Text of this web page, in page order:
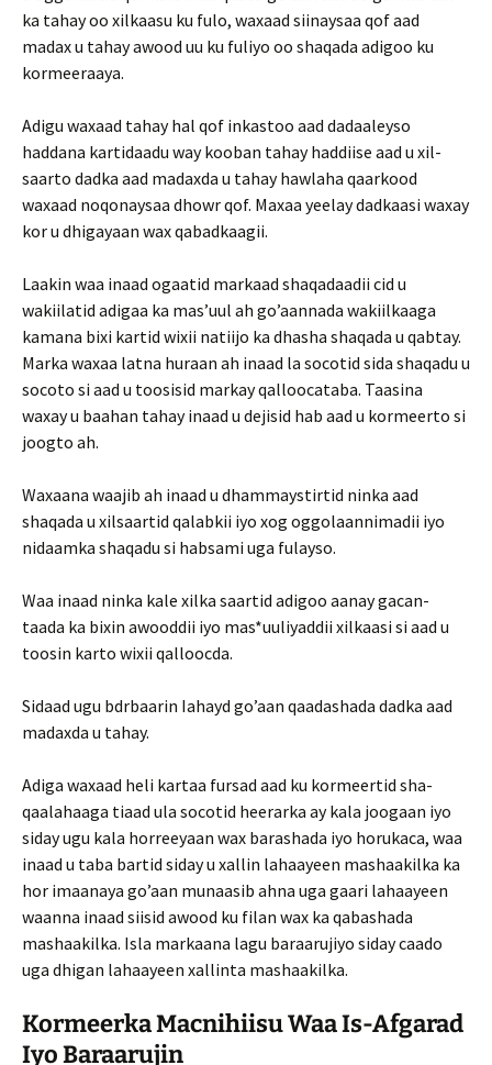
ka tahay oo xilkaasu ku fulo, waxaad siinaysaa qof aad
madax u tahay awood uu ku fuliyo oo shaqada adigoo ku
kormeeraaya.
Adigu waxaad tahay hal qof inkastoo aad dadaaleyso
haddana kartidaadu way kooban tahay haddiise aad u xil-
saarto dadka aad madaxda u tahay hawlaha qaarkood
waxaad noqonaysaa dhowr qof. Maxaa yeelay dadkaasi waxay
kor u dhigayaan wax qabadkaagii.
Laakin waa inaad ogaatid markaad shaqadaadii cid u
wakiilatid adigaa ka mas’uul ah go’aannada wakiilkaaga
kamana bixi kartid wixii natiijo ka dhasha shaqada u qabtay.
Marka waxaa latna huraan ah inaad la socotid sida shaqadu u
socoto si aad u toosisid markay qalloocataba. Taasina
waxay u baahan tahay inaad u dejisid hab aad u kormeerto si
joogto ah.
Waxaana waajib ah inaad u dhammaystirtid ninka aad
shaqada u xilsaartid qalabkii iyo xog oggolaannimadii iyo
nidaamka shaqadu si habsami uga fulayso.
Waa inaad ninka kale xilka saartid adigoo aanay gacan-
taada ka bixin awooddii iyo mas*uuliyaddii xilkaasi si aad u
toosin karto wixii qalloocda.
Sidaad ugu bdrbaarin Iahayd go’aan qaadashada dadka aad
madaxda u tahay.
Adiga waxaad heli kartaa fursad aad ku kormeertid sha­
qaalahaaga tiaad ula socotid heerarka ay kala joogaan iyo
siday ugu kala horreeyaan wax barashada iyo horukaca, waa
inaad u taba bartid siday u xallin lahaayeen mashaakilka ka
hor imaanaya go’aan munaasib ahna uga gaari lahaayeen
waanna inaad siisid awood ku filan wax ka qabashada
mashaakilka. Isla markaana lagu baraarujiyo siday caado
uga dhigan lahaayeen xallinta mashaakilka.
Kormeerka Macnihiisu Waa Is-Afgarad
Iyo Baraarujin